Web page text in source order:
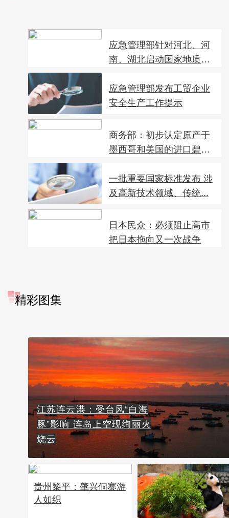
应急管理部针对河北、河
南、湖北启动国家地质
应急管理部发布工贸企业
安全生产工作提示
商务部：初步认定原产于
墨西哥和美国的进口碧
一批重要国家标准发布 涉
及高新技术领域、传统...
日本民众：必须阻止高市
把日本拖向又一次战争
精彩图集
江苏连云港：受台风“白海
豚”影响 连岛上空现绚丽火
烧云
贵州黎平：肇兴侗寨游
人如织